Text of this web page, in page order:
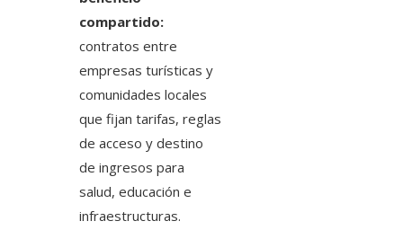
compartido:
contratos entre
empresas turísticas y
comunidades locales
que fijan tarifas, reglas
de acceso y destino
de ingresos para
salud, educación e
infraestructuras.